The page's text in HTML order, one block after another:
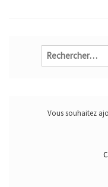
Rechercher :
Vous souhaitez